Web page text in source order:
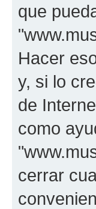
que
Hacer
y, si lo
de
como
cerrar